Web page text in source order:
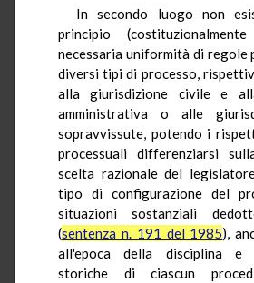
In secondo luogo non
principio
necessaria uniformità di regole
diversi tipi di processo,
alla giurisdizione civile e
amministrativa o alle
sopravvissute, potendo i
processuali differenziarsi
scelta razionale del
tipo di configurazione del
situazioni sostanziali
(sentenza n. 191 del 1985),
all'epoca della disciplina e
storiche di ciascun